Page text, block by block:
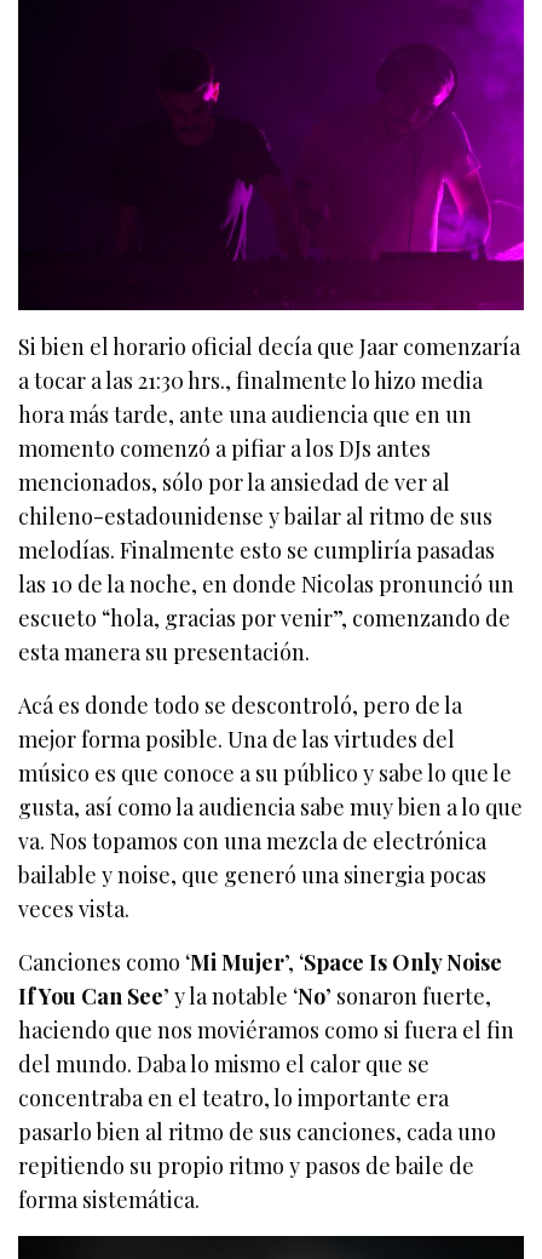
Si bien el horario oficial decía que Jaar comenzaría
a tocar a las 21:30 hrs., finalmente lo hizo media
hora más tarde, ante una audiencia que en un
momento comenzó a pifiar a los DJs antes
mencionados, sólo por la ansiedad de ver al
chileno-estadounidense y bailar al ritmo de sus
melodías. Finalmente esto se cumpliría pasadas
las 10 de la noche, en donde Nicolas pronunció un
escueto “hola, gracias por venir”, comenzando de
esta manera su presentación.
Acá es donde todo se descontroló, pero de la
mejor forma posible. Una de las virtudes del
músico es que conoce a su público y sabe lo que le
gusta, así como la audiencia sabe muy bien a lo que
va. Nos topamos con una mezcla de electrónica
bailable y noise, que generó una sinergia pocas
veces vista.
Canciones como ‘Mi Mujer’, ‘Space Is Only Noise
If You Can See’ y la notable ‘No’ sonaron fuerte,
haciendo que nos moviéramos como si fuera el fin
del mundo. Daba lo mismo el calor que se
concentraba en el teatro, lo importante era
pasarlo bien al ritmo de sus canciones, cada uno
repitiendo su propio ritmo y pasos de baile de
forma sistemática.